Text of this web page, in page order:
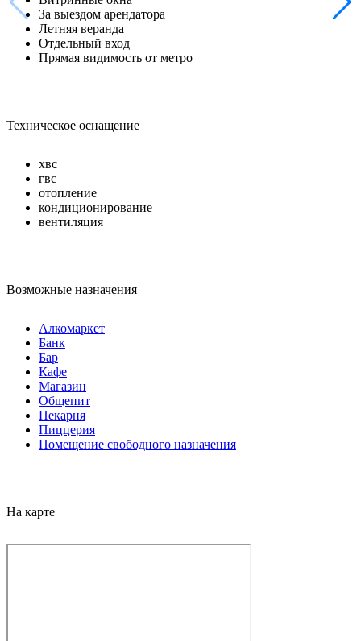
За выездом арендатора
Летняя веранда
Отдельный вход
Прямая видимость от метро
Техническое оснащение
хвс
гвс
отопление
кондиционирование
вентиляция
Возможные назначения
Алкомаркет
Банк
Бар
Кафе
Магазин
Общепит
Пекарня
Пиццерия
Помещение свободного назначения
На карте